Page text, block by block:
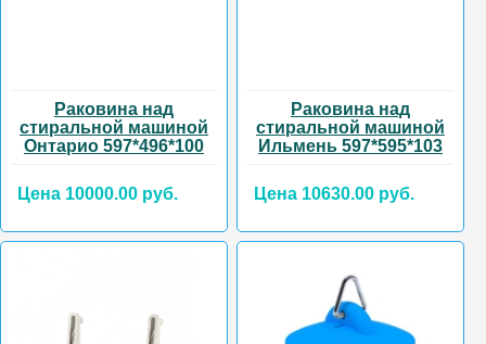
Раковина над
стиральной машиной
Онтарио 597*496*100
Цена 10000.00 руб.
Раковина над
стиральной машиной
Ильмень 597*595*103
Цена 10630.00 руб.